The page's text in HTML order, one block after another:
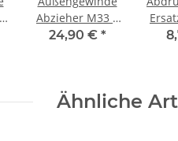
Abzieher M33 x
1,5 mm
24,90 € *
Ähnliche